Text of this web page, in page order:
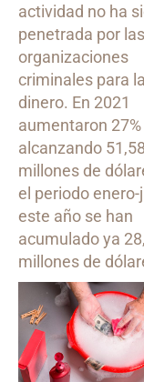
actividad no ha
penetrada por las
organizaciones
criminales para
dinero. En 2021
aumentaron 27%
alcanzando
millones de
el periodo enero-
este año se han
acumulado ya
millones de